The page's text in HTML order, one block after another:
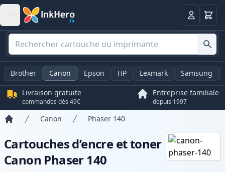
Panier
Brother Canon Epson HP Lexmark Samsung
Livraison gratuite
commandes dès 49€
Entreprise familiale
depuis 1997
Canon Phaser 140
Cartouches d’encre et toner
Canon Phaser 140